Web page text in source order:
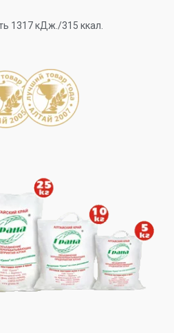
1317 кДж./315 ккал.